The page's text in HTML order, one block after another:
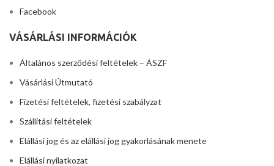
Facebook
VÁSÁRLÁSI INFORMÁCIÓK
Általános szerződési feltételek – ÁSZF
Vásárlási Útmutató
Fizetési feltételek, fizetési szabályzat
Szállítási feltételek
Elállási jog és az elállási jog gyakorlásának menete
Elállási nyilatkozat